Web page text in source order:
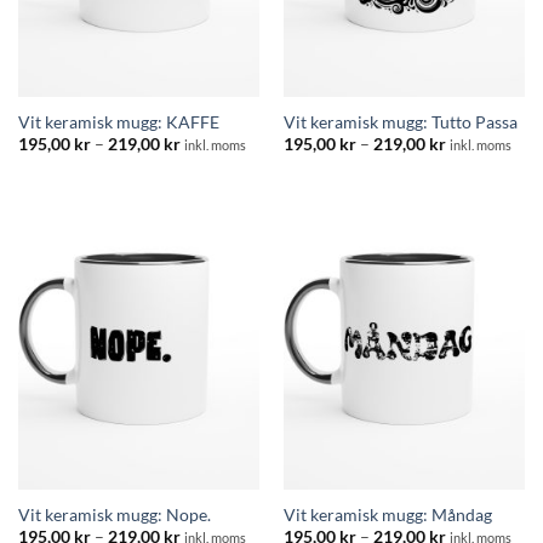
Vit keramisk mugg: KAFFE
195,00 kr – 219,00 krPrisintervall:
inkl. moms
Vit keramisk mugg: Tutto Passa
195,00 kr – 219,00 krPrisintervall:
inkl. moms
Vit keramisk mugg: Nope.
195,00 kr – 219,00 krPrisintervall:
inkl. moms
Vit keramisk mugg: Måndag
195,00 kr – 219,00 krPrisintervall:
inkl. moms